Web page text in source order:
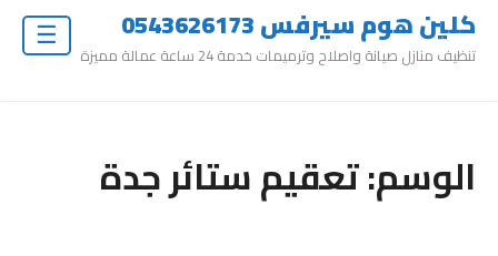
كلين هوم سيرفس 0543626173
تنظيف منازل صيانة واصلاح وترميمات خدمة 24 ساعة عمالة مميزة
الوسم:تعقيم ستائر جدة